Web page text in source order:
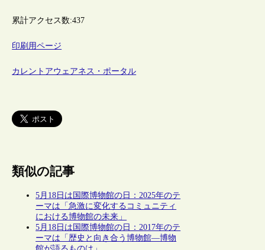
累計アクセス数:437
印刷用ページ
カレントアウェアネス・ポータル
類似の記事
5月18日は国際博物館の日：2025年のテ
ーマは「急激に変化するコミュニティ
における博物館の未来」
5月18日は国際博物館の日：2017年のテ
ーマは「歴史と向き合う博物館―博物